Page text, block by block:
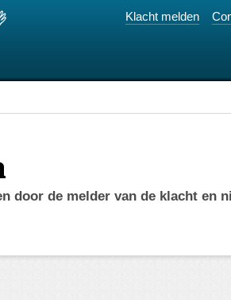
Klacht melden
door de melder van de klacht en